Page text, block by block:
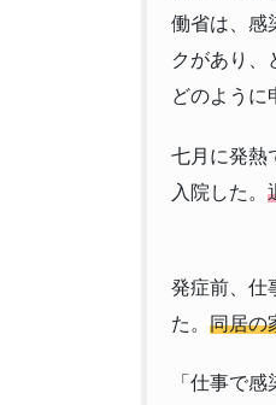
働省は、感
クがあり、
どのように
七月に発熱
入院した。
発症前、仕
た。 同居の
「仕事で